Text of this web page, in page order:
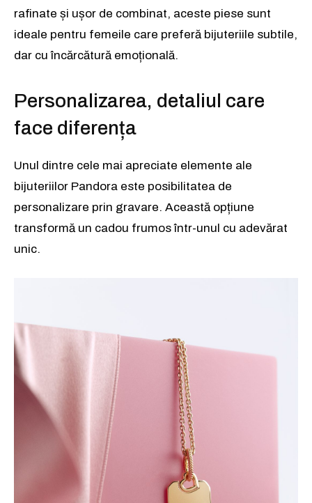
rafinate și ușor de combinat, aceste piese sunt
ideale pentru femeile care preferă bijuteriile subtile,
dar cu încărcătură emoțională.
Personalizarea, detaliul care
face diferența
Unul dintre cele mai apreciate elemente ale
bijuteriilor Pandora este posibilitatea de
personalizare prin gravare. Această opțiune
transformă un cadou frumos într-unul cu adevărat
unic.